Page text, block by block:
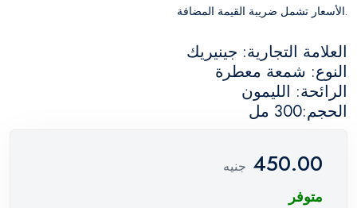
.الأسعار تشمل ضريبة القيمة المضافة
العلامة التجارية: جينيريك
النوع: شمعة معطرة
الرائحة: الليمون
الحجم:300 مل
450.00 جنيه
متوفر